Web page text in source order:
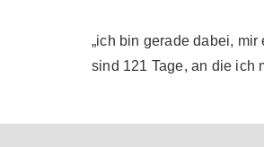
„ich bin gerade dabei,
sind 121 Tage, an die ich